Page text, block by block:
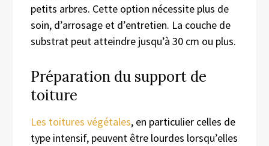
petits arbres. Cette option nécessite plus de
soin, d’arrosage et d’entretien. La couche de
substrat peut atteindre jusqu’à 30 cm ou plus.
Préparation du support de
toiture
Les toitures végétales, en particulier celles de
type intensif, peuvent être lourdes lorsqu’elles